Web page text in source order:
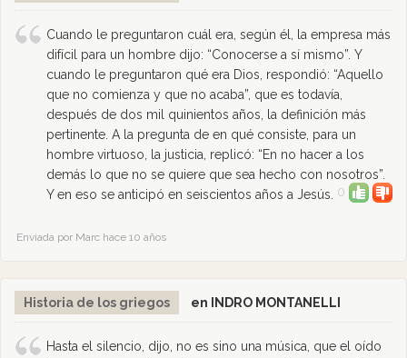
Cuando le preguntaron cuál era, según él, la empresa más
difícil para un hombre dijo: “Conocerse a sí mismo”. Y
cuando le preguntaron qué era Dios, respondió: “Aquello
que no comienza y que no acaba”, que es todavía,
después de dos mil quinientos años, la definición más
pertinente. A la pregunta de en qué consiste, para un
hombre virtuoso, la justicia, replicó: “En no hacer a los
demás lo que no se quiere que sea hecho con nosotros”.
Y en eso se anticipó en seiscientos años a Jesús. 0
Enviada por Marc hace 10 años
Historia de los griegos en INDRO MONTANELLI
Hasta el silencio, dijo, no es sino una música, que el oído